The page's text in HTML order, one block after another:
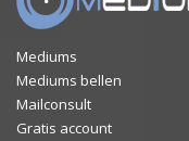
Mediums
Mediums bellen
Mailconsult
Gratis account